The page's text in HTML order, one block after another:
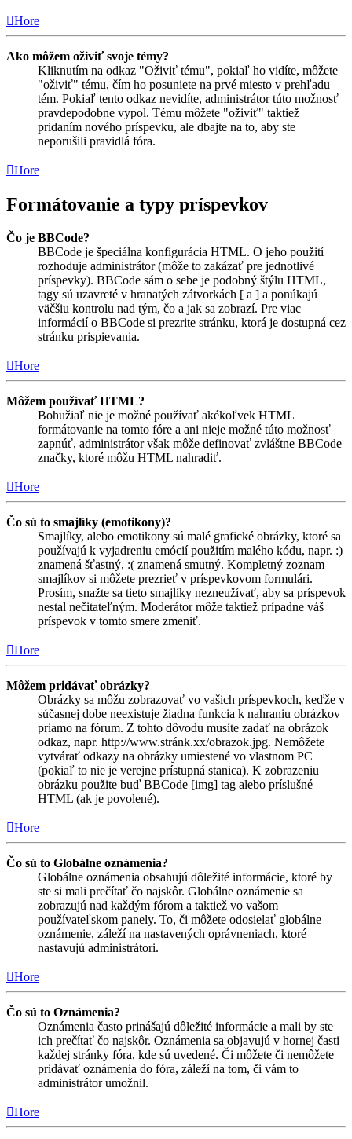
Hore
Ako môžem oživiť svoje témy?
Kliknutím na odkaz "Oživiť tému", pokiaľ ho vidíte, môžete
"oživiť" tému, čím ho posuniete na prvé miesto v prehľadu
tém. Pokiaľ tento odkaz nevidíte, administrátor túto možnosť
pravdepodobne vypol. Tému môžete "oživiť" taktiež
pridaním nového príspevku, ale dbajte na to, aby ste
neporušili pravidlá fóra.
Hore
Formátovanie a typy príspevkov
Čo je BBCode?
BBCode je špeciálna konfigurácia HTML. O jeho použití
rozhoduje administrátor (môže to zakázať pre jednotlivé
príspevky). BBCode sám o sebe je podobný štýlu HTML,
tagy sú uzavreté v hranatých zátvorkách [ a ] a ponúkajú
väčšiu kontrolu nad tým, čo a jak sa zobrazí. Pre viac
informácií o BBCode si prezrite stránku, ktorá je dostupná cez
stránku prispievania.
Hore
Môžem používať HTML?
Bohužiaľ nie je možné používať akékoľvek HTML
formátovanie na tomto fóre a ani nieje možné túto možnosť
zapnúť, administrátor však môže definovať zvláštne BBCode
značky, ktoré môžu HTML nahradiť.
Hore
Čo sú to smajlíky (emotikony)?
Smajlíky, alebo emotikony sú malé grafické obrázky, ktoré sa
používajú k vyjadreniu emócií použitím malého kódu, napr. :)
znamená šťastný, :( znamená smutný. Kompletný zoznam
smajlíkov si môžete prezrieť v príspevkovom formulári.
Prosím, snažte sa tieto smajlíky nezneužívať, aby sa príspevok
nestal nečitateľným. Moderátor môže taktiež prípadne váš
príspevok v tomto smere zmeniť.
Hore
Môžem pridávať obrázky?
Obrázky sa môžu zobrazovať vo vašich príspevkoch, keďže v
súčasnej dobe neexistuje žiadna funkcia k nahraniu obrázkov
priamo na fórum. Z tohto dôvodu musíte zadať na obrázok
odkaz, napr. http://www.stránk.xx/obrazok.jpg. Nemôžete
vytvárať odkazy na obrázky umiestené vo vlastnom PC
(pokiaľ to nie je verejne prístupná stanica). K zobrazeniu
obrázku použite buď BBCode [img] tag alebo príslušné
HTML (ak je povolené).
Hore
Čo sú to Globálne oznámenia?
Globálne oznámenia obsahujú dôležité informácie, ktoré by
ste si mali prečítať čo najskôr. Globálne oznámenie sa
zobrazujú nad každým fórom a taktiež vo vašom
používateľskom panely. To, či môžete odosielať globálne
oznámenie, záleží na nastavených oprávneniach, ktoré
nastavujú administrátori.
Hore
Čo sú to Oznámenia?
Oznámenia často prinášajú dôležité informácie a mali by ste
ich prečítať čo najskôr. Oznámenia sa objavujú v hornej časti
každej stránky fóra, kde sú uvedené. Či môžete či nemôžete
pridávať oznámenia do fóra, záleží na tom, či vám to
administrátor umožnil.
Hore